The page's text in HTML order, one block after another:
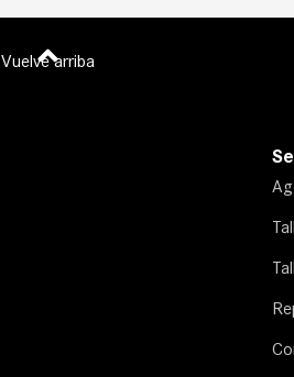
Vuelve arriba